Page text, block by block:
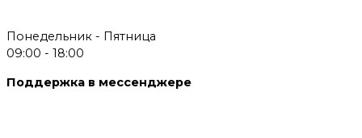
Понедельник - Пятница
09:00 - 18:00
Поддержка в мессенджере